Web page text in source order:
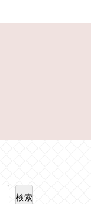
検索